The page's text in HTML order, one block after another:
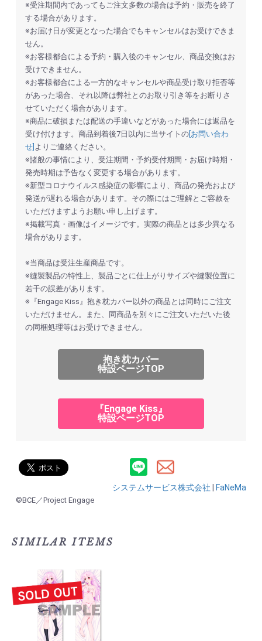
お買い物を続ける カートへ進む
※受注期間内であってもご注文多数の場合は予約・販売を終了
する場合があります。
※お届け日が変更となった場合でもキャンセルはお受けできま
せん。
※お客様都合による予約・購入後のキャンセル、商品交換はお
受けできません。
※お客様都合による一方的なキャンセルや商品受け取り拒否等
があった場合、それ以降は弊社とのお取り引き等をお断りさ
せていただく場合があります。
※商品に破損または配送の手違いなどがあった場合には返品を
受け付けます。商品到着後7日以内に当サイトの[お問い合わ
せ] よりご連絡ください。
※諸般の事情により、受注期間・予約受付期間・お届け時期・
発売時期は予告なく変更する場合があります。
※新型コロナウイルス感染症の影響により、商品の発売および
発送が遅れる場合があります。その際にはご理解とご容赦を
いただけますようお願い申し上げます。
※掲載写真・画像はイメージです。実際の商品とは多少異なる
場合があります。
※当商品は受注生産商品です。
※縫製製品の特性上、製品ごとに仕上がりサイズや縫製位置に
若干の誤差があります。
※『Engage Kiss』抱き枕カバー以外の商品とは同時にご注文
いただけません。また、同商品を別々にご注文いただいた後
の同梱処理等はお受けできません。
抱き枕カバー
特設ページTOP
『Engage Kiss』
特設ページTOP
システムサービス株式会社 FaNeMa
©BCE／Project Engage
SIMILAR ITEMS